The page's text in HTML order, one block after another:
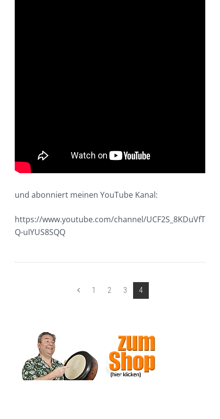
und abonniert meinen YouTube Kanal:
https://www.youtube.com/channel/UCF2S_8KDuVfT
Q-uIYUS8SQQ
Vorherige
1 2 3 4